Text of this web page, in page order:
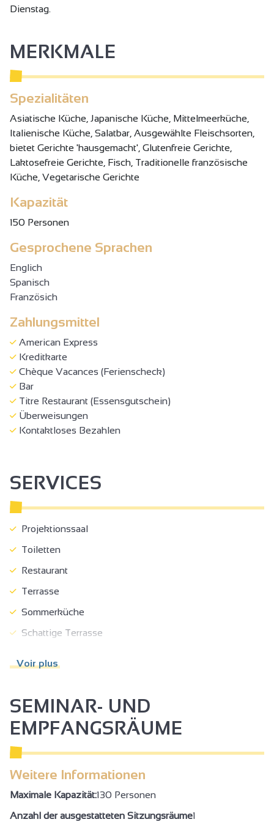
Dienstag.
MERKMALE
Spezialitäten
Asiatische Küche, Japanische Küche, Mittelmeerküche,
Italienische Küche, Salatbar, Ausgewählte Fleischsorten,
bietet Gerichte 'hausgemacht', Glutenfreie Gerichte,
Laktosefreie Gerichte, Fisch, Traditionelle französische
Küche, Vegetarische Gerichte
Kapazität
150 Personen
Gesprochene Sprachen
Englich
Spanisch
Französich
Zahlungsmittel
American Express
Kreditkarte
Chèque Vacances (Ferienscheck)
Bar
Titre Restaurant (Essensgutschein)
Überweisungen
Kontaktloses Bezahlen
SERVICES
Projektionssaal
Toiletten
Restaurant
Terrasse
Sommerküche
Schattige Terrasse
Fahrradabstellplatz
Parkplatz in der Nähe
Haustiere akzeptiert
Kinderhochstuhl
Zugänglich mit Rollstuhl ohne Hilfe
Regelmäßiger befahrbarer Boden ohne Hindernisse
Voir plus
SEMINAR- UND
EMPFANGSRÄUME
Weitere Informationen
Maximale Kapazität:130 Personen
Anzahl der ausgestatteten Sitzungsräume1